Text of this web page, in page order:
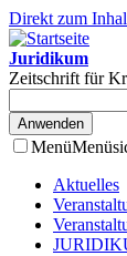
Direkt zum
Juridikum
Zeitschrift für
Menü
Aktuelles